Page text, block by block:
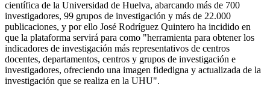
científica de la Universidad de Huelva, abarcando más de 700
investigadores, 99 grupos de investigación y más de 22.000
publicaciones, y por ello José Rodríguez Quintero ha incidido en
que la plataforma servirá para como "herramienta para obtener los
indicadores de investigación más representativos de centros
docentes, departamentos, centros y grupos de investigación e
investigadores, ofreciendo una imagen fidedigna y actualizada de la
investigación que se realiza en la UHU".